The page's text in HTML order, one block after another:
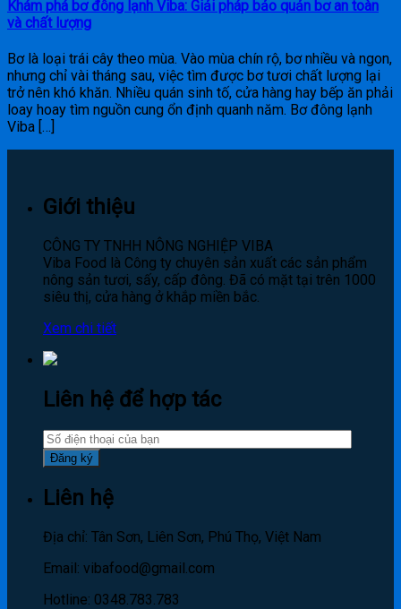
Khám phá bơ đông lạnh Viba: Giải pháp bảo quản bơ an toàn
và chất lượng
Bơ là loại trái cây theo mùa. Vào mùa chín rộ, bơ nhiều và ngon,
nhưng chỉ vài tháng sau, việc tìm được bơ tươi chất lượng lại
trở nên khó khăn. Nhiều quán sinh tố, cửa hàng hay bếp ăn phải
loay hoay tìm nguồn cung ổn định quanh năm. Bơ đông lạnh
Viba […]
Giới thiệu
CÔNG TY TNHH NÔNG NGHIỆP VIBA
Viba Food là Công ty chuyên sản xuất các sản phẩm
nông sản tươi, sấy, cấp đông. Đã có mặt tại trên 1000
siêu thị, cửa hàng ở khắp miền bắc.
Xem chi tiết
Liên hệ để hợp tác
Liên hệ
Địa chỉ: Tân Sơn, Liên Sơn, Phú Thọ, Việt Nam
Email: vibafood@gmail.com
Hotline: 0348.783.783